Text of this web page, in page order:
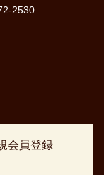
2530
会員登録